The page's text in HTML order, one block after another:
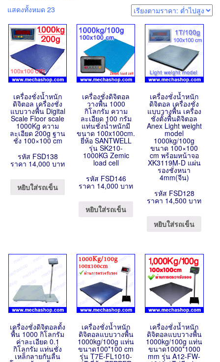
แสดงทั้งหมด 23
เครื่องชั่งน้ำหนัก
ดิจิตอล เครื่องชั่ง
แบบวางพื้น Digital
Scale Floor scale
1000Kg ความ
ละเอียด 200g ฐาน
ชั่ง 100×100 cm
รหัส FSD138
ราคา 14,000 บาท
หยิบใส่รถเข็น
เครื่องชั่งดิจิตอล
วางพื้น 1000
กิโลกรัม ความ
ละเอียด 100 กรัม
แท่นชั่งน้ำหนักมี
ขนาด 100x100cm.
ยี่ห้อ SANTWELL
รุ่น SK210-
1000KG Zemic
load cell
รหัส FSD146
ราคา 14,000 บาท
หยิบใส่รถเข็น
เครื่องชั่งน้ำหนัก
ดิจิตอล เครื่องชั่ง
แบบวางพื้น เครื่อง
ชั่งตั้งพื้นดิจิตอล
Anex Light weight
model
1000kg/100g
ขนาด 100×100
cm พร้อมหน้าจอ
XK3119M-D แผ่น
รองชั่งหนา
4mm(จีน)
รหัส FSD128
ราคา 14,500 บาท
หยิบใส่รถเข็น
เครื่องชั่งดิจิตอลตั้ง
พื้น 1000 กิโลกรัม
ค่าละเอียด 0.1
กิโลกรัม แท่นชั่ง
เหล็กลายกันลื่น
เครื่องชั่งน้ำหนัก
ดิจิตอลแบบวางพื้น
1000kg/100g แท่น
ขนาด100*100 cm
รุ่น T7E-FL1010-
เครื่องชั่งน้ำหนัก
ดิจิตอลแบบวางพื้น
1000kg/100g แท่น
ขนาด1000*1000
mm รุ่น A12-FW-